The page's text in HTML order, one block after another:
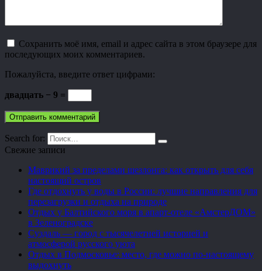
Сохранить моё имя, email и адрес сайта в этом браузере для
последующих моих комментариев.
Пожалуйста, введите ответ цифрами:
двадцать − 9 =
Search for:
Свежие записи
Маврикий за пределами шезлонга: как открыть для себя
настоящий остров
Где отдохнуть у воды в России: лучшие направления для
перезагрузки и отдыха на природе
Отдых у Балтийского моря в апарт-отеле «АмстерДОМ»
в Зеленоградске
Суздаль — город с тысячелетней историей и
атмосферой русского уюта
Отдых в Подмосковье: место, где можно по-настоящему
выдохнуть